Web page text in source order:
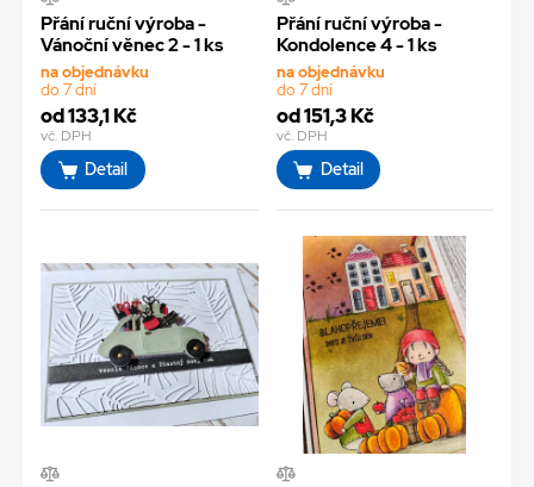
Přání ruční výroba -
Vánoční věnec 2 - 1 ks
na objednávku
do 7 dní
od 133,1 Kč
vč. DPH
Detail
Přání ruční výroba -
Kondolence 4 - 1 ks
na objednávku
do 7 dní
od 151,3 Kč
vč. DPH
Detail